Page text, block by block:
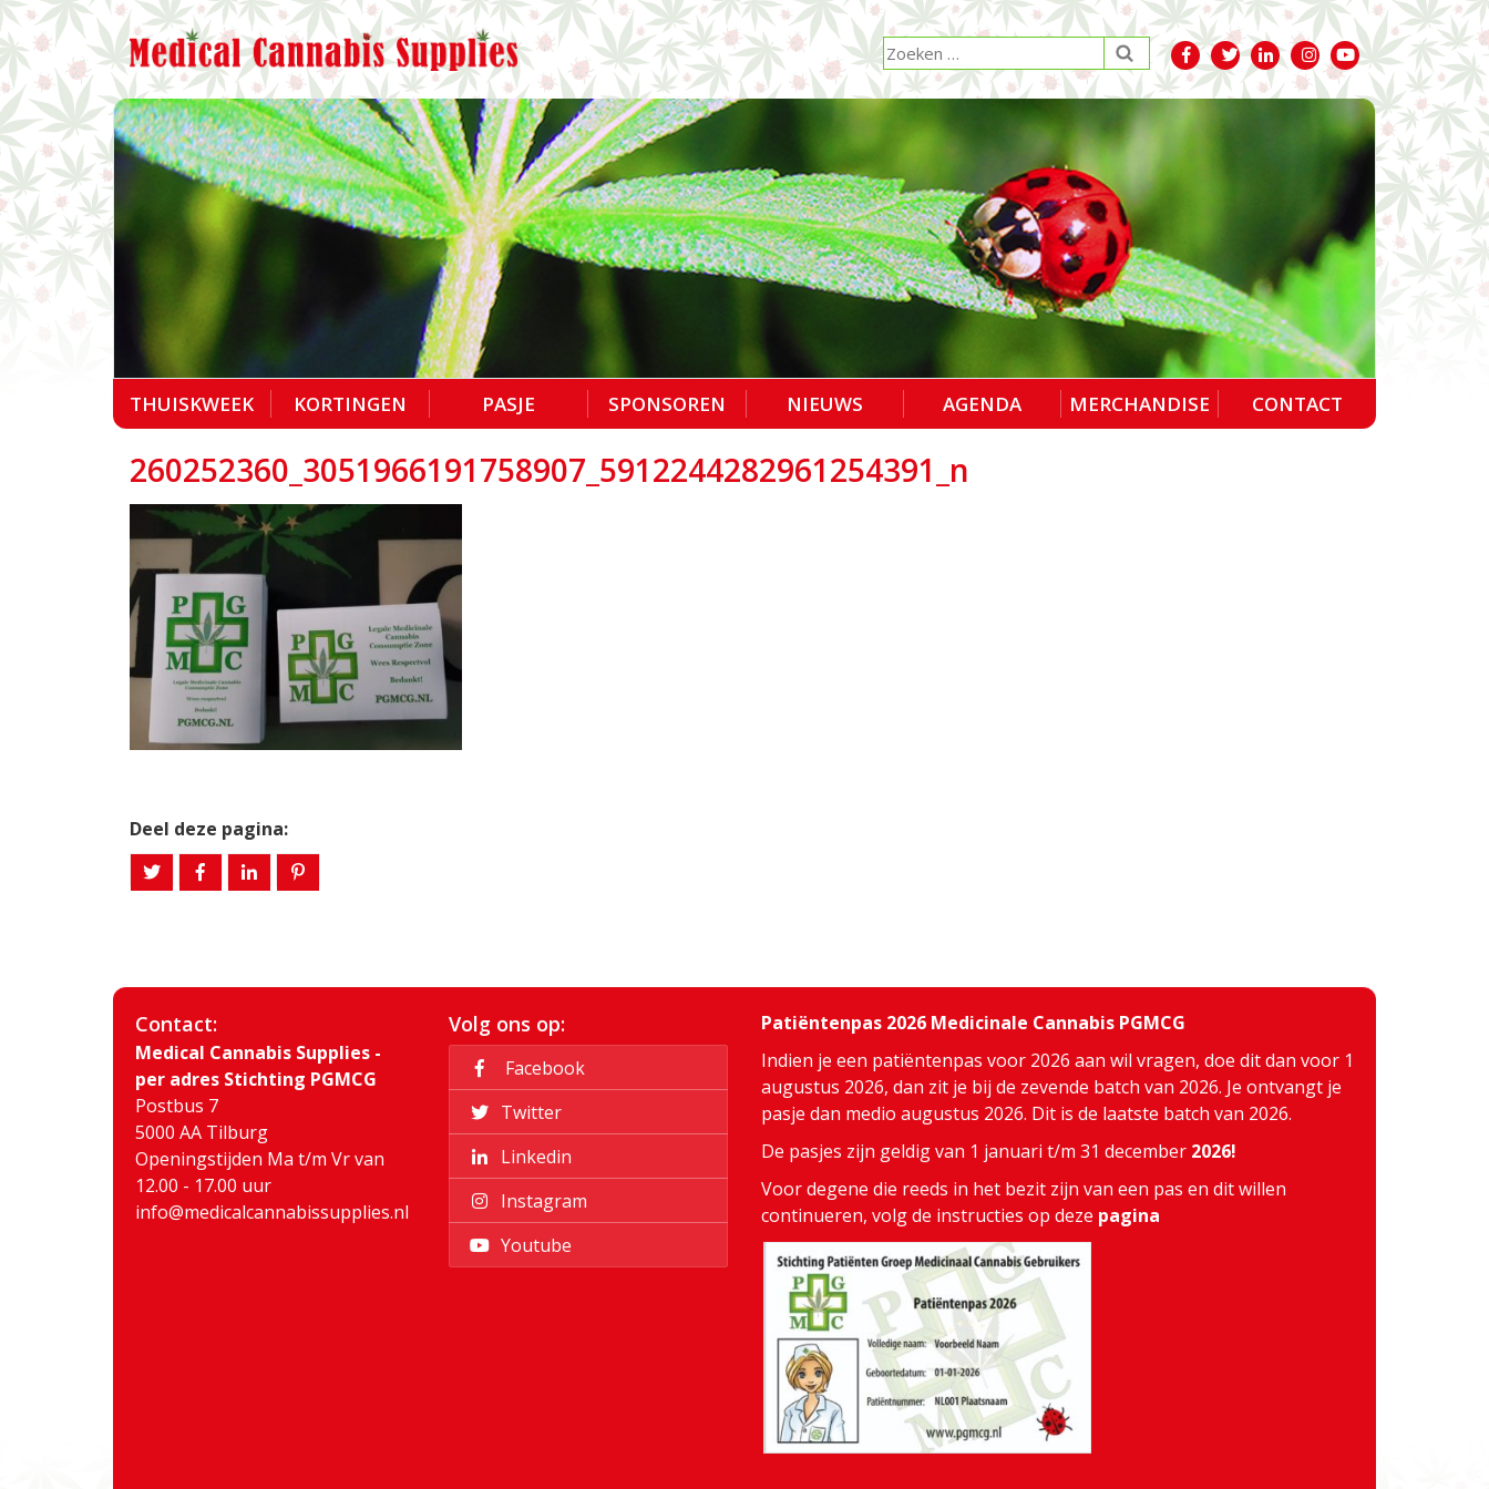
THUISKWEEK KORTINGEN PASJE SPONSOREN NIEUWS AGENDA MERCHANDISE CONTACT
260252360_3051966191758907_5912244282961254391_n
Deel deze pagina:
Contact:
Medical Cannabis Supplies -
per adres Stichting PGMCG
Postbus 7
5000 AA Tilburg
Openingstijden Ma t/m Vr van
12.00 - 17.00 uur
info@medicalcannabissupplies.nl
Volg ons op:
Facebook
Twitter
Linkedin
Instagram
Youtube
Patiëntenpas 2026 Medicinale Cannabis PGMCG
Indien je een patiëntenpas voor 2026 aan wil vragen, doe dit dan voor 1
augustus 2026, dan zit je bij de zevende batch van 2026. Je ontvangt je
pasje dan medio augustus 2026. Dit is de laatste batch van 2026.
De pasjes zijn geldig van 1 januari t/m 31 december 2026!
Voor degene die reeds in het bezit zijn van een pas en dit willen
continueren, volg de instructies op deze pagina